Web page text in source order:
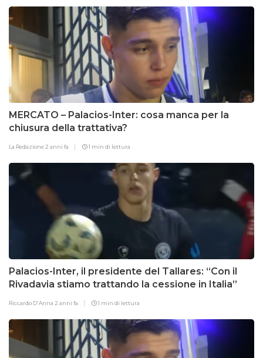
MERCATO – Palacios-Inter: cosa manca per la
chiusura della trattativa?
La Redazione 2 anni fa 1 min di lettura
Palacios-Inter, il presidente del Tallares: “Con il
Rivadavia stiamo trattando la cessione in Italia”
Riccardo D'Anna 2 anni fa 1 min di lettura